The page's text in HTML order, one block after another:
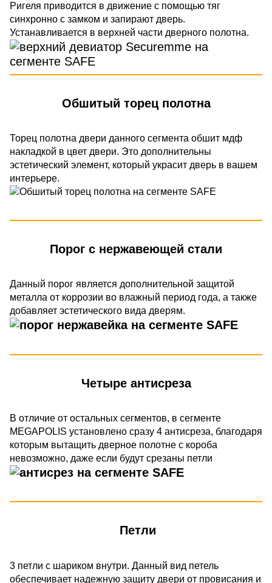
Ригеля приводится в движение с помощью тяг
синхронно с замком и запирают дверь.
Устанавливается в верхней части дверного полотна.
Обшитый торец полотна
Торец полотна двери данного сегмента обшит мдф
накладкой в цвет двери. Это дополнительны
эстетический элемент, который украсит дверь в вашем
интерьере.
Порог с нержавеющей стали
Данный порог является дополнительной защитой
металла от коррозии во влажный период года, а также
добавляет эстетического вида дверям.
Четыре антисреза
В отличие от остальных сегментов, в сегменте
MEGAPOLIS установлено сразу 4 антисреза, благодаря
которым вытащить дверное полотне с короба
невозможно, даже если будут срезаны петли
Петли
3 петли c шариком внутри. Данный вид петель
обеспечивает надежную защиту двери от провисания и